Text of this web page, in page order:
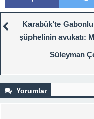
Karabük’te
şüphelinin avukatı:
Süleyman
Yorumlar